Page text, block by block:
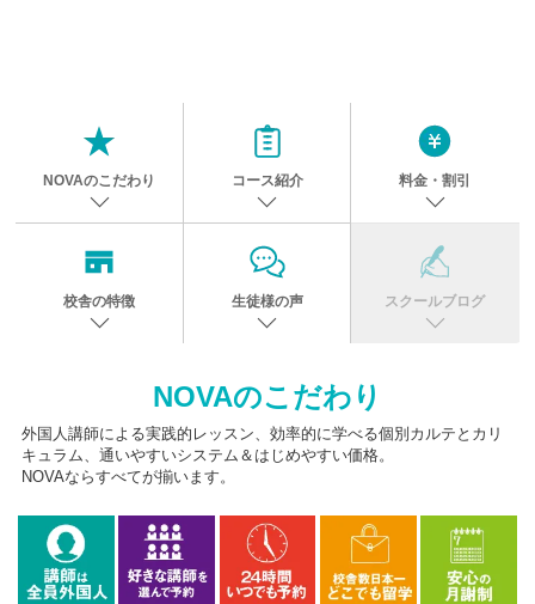
NOVAのこだわり コース紹介 料金・割引
校舎の特徴 生徒様の声 スクールブログ
NOVAのこだわり
外国人講師による実践的レッスン、効率的に学べる個別カルテとカリ
キュラム、通いやすいシステム＆はじめやすい価格。
NOVAならすべてが揃います。